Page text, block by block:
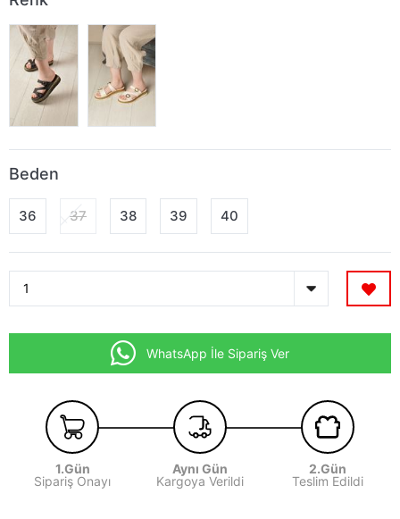
Beden
36 37 38 39 40
WhatsApp İle Sipariş Ver
1.Gün
Sipariş Onayı
Aynı Gün
Kargoya Verildi
2.Gün
Teslim Edildi